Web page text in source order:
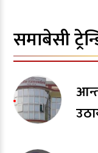
समाबेसी